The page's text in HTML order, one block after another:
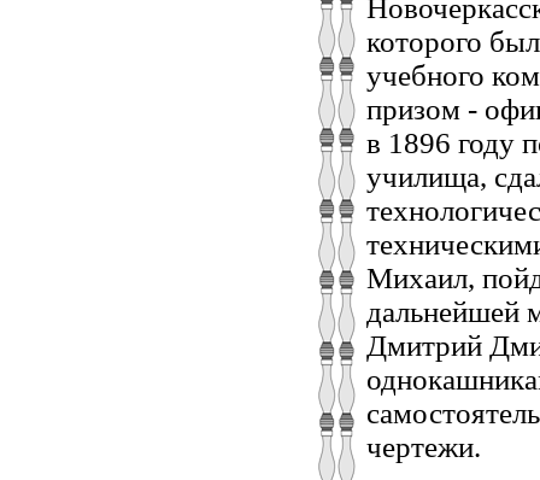
которого
учебного
призом -
в 1896 году
училища,
Михаил,
дальнейшей
Дмитрий
чертежи.